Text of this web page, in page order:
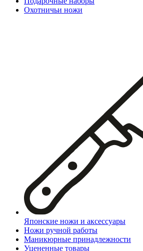
Охотничьи ножи
Японские ножи и аксессуары
Ножи ручной работы
Маникюрные принадлежности
Уцененные товары